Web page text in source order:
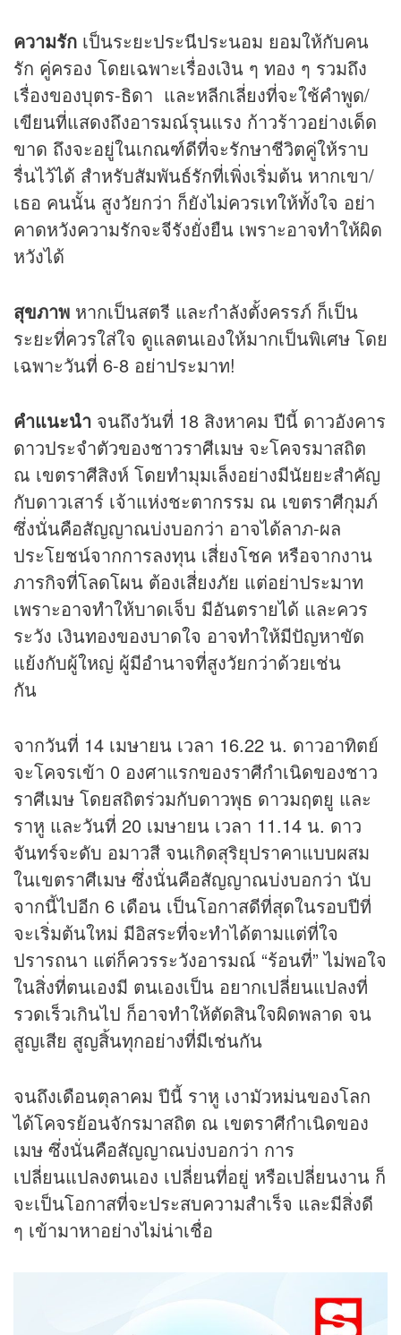
ความรัก เป็นระยะประนีประนอม ยอมให้กับคน
รัก คู่ครอง โดยเฉพาะเรื่องเงิน ๆ ทอง ๆ รวมถึง
เรื่องของบุตร-ธิดา และหลีกเลี่ยงที่จะใช้คำพูด/
เขียนที่แสดงถึงอารมณ์รุนแรง ก้าวร้าวอย่างเด็ด
ขาด ถึงจะอยู่ในเกณฑ์ดีที่จะรักษาชีวิตคู่ให้ราบ
รื่นไว้ได้ สำหรับสัมพันธ์รักที่เพิ่งเริ่มต้น หากเขา/
เธอ คนนั้น สูงวัยกว่า ก็ยังไม่ควรเทให้ทั้งใจ อย่า
คาดหวังความรักจะจีรังยั่งยืน เพราะอาจทำให้ผิด
หวังได้
สุขภาพ หากเป็นสตรี และกำลังตั้งครรภ์ ก็เป็น
ระยะที่ควรใส่ใจ ดูแลตนเองให้มากเป็นพิเศษ โดย
เฉพาะวันที่ 6-8 อย่าประมาท!
คำแนะนำ จนถึงวันที่ 18 สิงหาคม ปีนี้ ดาวอังคาร
ดาวประจำตัวของชาวราศีเมษ จะโคจรมาสถิต
ณ เขตราศีสิงห์ โดยทำมุมเล็งอย่างมีนัยยะสำคัญ
กับดาวเสาร์ เจ้าแห่งชะตากรรม ณ เขตราศีกุมภ์
ซึ่งนั่นคือสัญญาณบ่งบอกว่า อาจได้ลาภ-ผล
ประโยชน์จากการลงทุน เสี่ยงโชค หรือจากงาน
ภารกิจที่โลดโผน ต้องเสี่ยงภัย แต่อย่าประมาท
เพราะอาจทำให้บาดเจ็บ มีอันตรายได้ และควร
ระวัง เงินทองของบาดใจ อาจทำให้มีปัญหาขัด
แย้งกับผู้ใหญ่ ผู้มีอำนาจที่สูงวัยกว่าด้วยเช่น
กัน
จากวันที่ 14 เมษายน เวลา 16.22 น. ดาวอาทิตย์
จะโคจรเข้า 0 องศาแรกของราศีกำเนิดของชาว
ราศีเมษ โดยสถิตร่วมกับดาวพุธ ดาวมฤตยู และ
ราหู และวันที่ 20 เมษายน เวลา 11.14 น. ดาว
จันทร์จะดับ อมาวสี จนเกิดสุริยุปราคาแบบผสม
ในเขตราศีเมษ ซึ่งนั่นคือสัญญาณบ่งบอกว่า นับ
จากนี้ไปอีก 6 เดือน เป็นโอกาสดีที่สุดในรอบปีที่
จะเริ่มต้นใหม่ มีอิสระที่จะทำได้ตามแต่ที่ใจ
ปรารถนา แต่ก็ควรระวังอารมณ์ “ร้อนที่” ไม่พอใจ
ในสิ่งที่ตนเองมี ตนเองเป็น อยากเปลี่ยนแปลงที่
รวดเร็วเกินไป ก็อาจทำให้ตัดสินใจผิดพลาด จน
สูญเสีย สูญสิ้นทุกอย่างที่มีเช่นกัน
จนถึงเดือนตุลาคม ปีนี้ ราหู เงามัวหม่นของโลก
ได้โคจรย้อนจักรมาสถิต ณ เขตราศีกำเนิดของ
เมษ ซึ่งนั่นคือสัญญาณบ่งบอกว่า การ
เปลี่ยนแปลงตนเอง เปลี่ยนที่อยู่ หรือเปลี่ยนงาน ก็
จะเป็นโอกาสที่จะประสบความสำเร็จ และมีสิ่งดี
ๆ เข้ามาหาอย่างไม่น่าเชื่อ